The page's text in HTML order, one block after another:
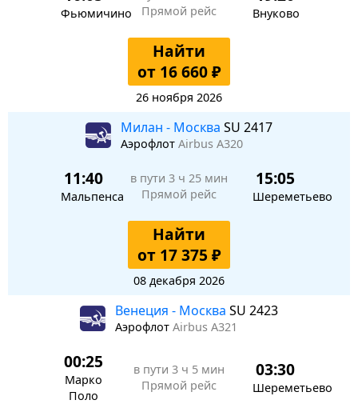
Фьюмичино
Прямой рейс
Внуково
Найти
от 16 660 ₽
26 ноября 2026
Милан - Москва SU 2417
Аэрофлот Airbus A320
11:40
Мальпенса
в пути 3 ч 25 мин
Прямой рейс
15:05
Шереметьево
Найти
от 17 375 ₽
08 декабря 2026
Венеция - Москва SU 2423
Аэрофлот Airbus A321
00:25
Марко
Поло
в пути 3 ч 5 мин
Прямой рейс
03:30
Шереметьево